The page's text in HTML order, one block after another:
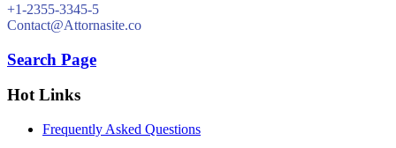
+1-2355-3345-5
Contact@Attornasite.co
Search Page
Hot Links
Frequently Asked Questions